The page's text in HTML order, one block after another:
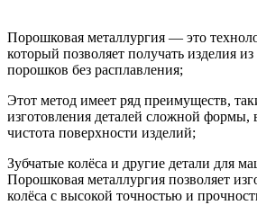
Порошковая металлургия — это
который позволяет получать изделия
порошков без расплавления;
Этот метод имеет ряд преимуществ,
изготовления деталей сложной формы,
чистота поверхности изделий;
Зубчатые колёса и другие детали для
Порошковая металлургия позволяет
колёса с высокой точностью и